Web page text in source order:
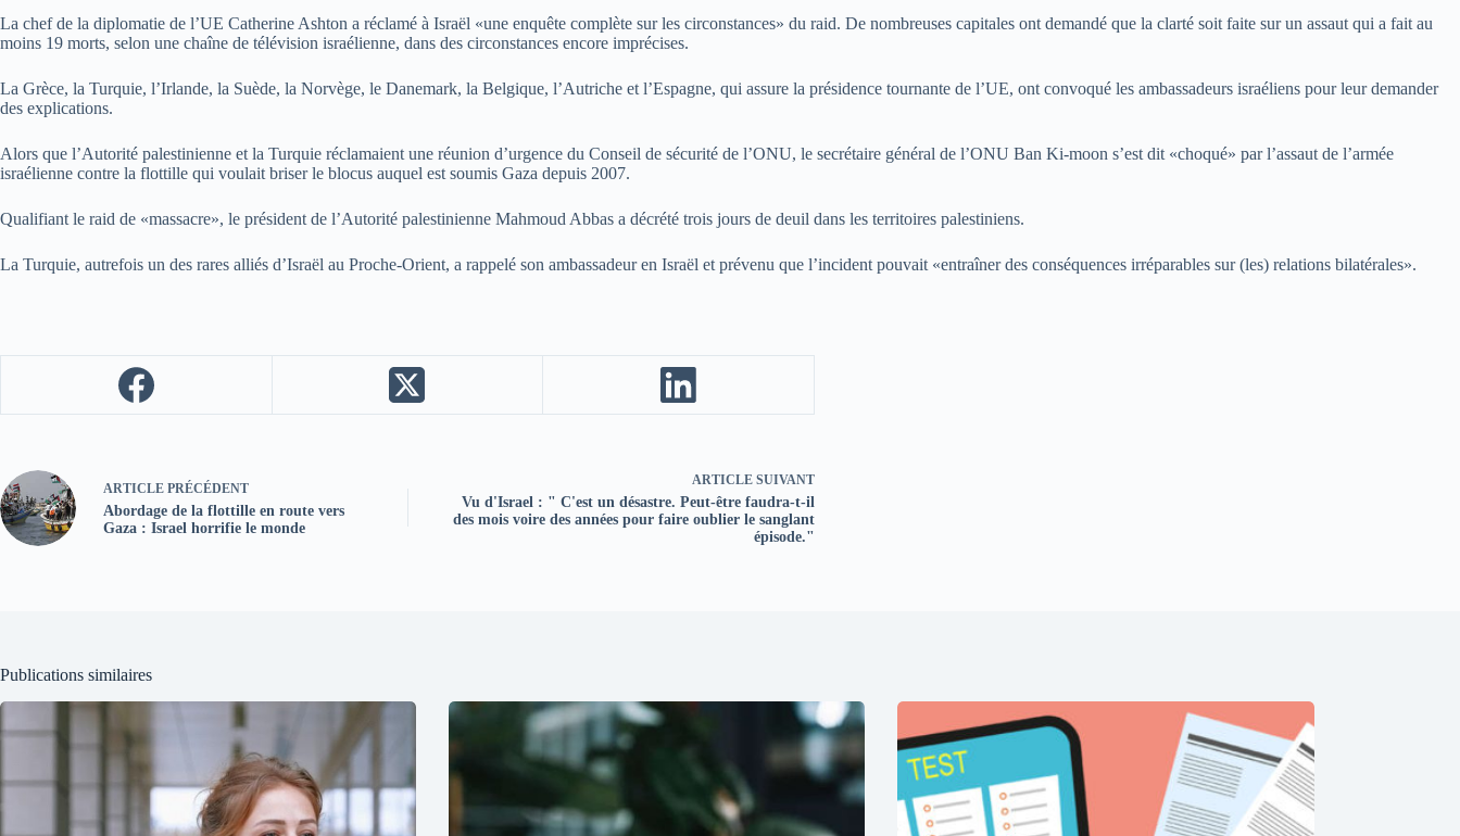
La chef de la diplomatie de l’UE Catherine Ashton a réclamé à Israël «une enquête complète sur les circonstances» du raid. De nombreuses capitales ont demandé que la clarté soit faite sur un assaut qui a fait au
moins 19 morts, selon une chaîne de télévision israélienne, dans des circonstances encore imprécises.
La Grèce, la Turquie, l’Irlande, la Suède, la Norvège, le Danemark, la Belgique, l’Autriche et l’Espagne, qui assure la présidence tournante de l’UE, ont convoqué les ambassadeurs israéliens pour leur demander
des explications.
Alors que l’Autorité palestinienne et la Turquie réclamaient une réunion d’urgence du Conseil de sécurité de l’ONU, le secrétaire général de l’ONU Ban Ki-moon s’est dit «choqué» par l’assaut de l’armée
israélienne contre la flottille qui voulait briser le blocus auquel est soumis Gaza depuis 2007.
Qualifiant le raid de «massacre», le président de l’Autorité palestinienne Mahmoud Abbas a décrété trois jours de deuil dans les territoires palestiniens.
La Turquie, autrefois un des rares alliés d’Israël au Proche-Orient, a rappelé son ambassadeur en Israël et prévenu que l’incident pouvait «entraîner des conséquences irréparables sur (les) relations bilatérales».
ARTICLE PRÉCÉDENT
Abordage de la flottille en route vers
Gaza : Israel horrifie le monde
ARTICLE SUIVANT
Vu d'Israel : " C'est un désastre. Peut-être faudra-t-il
des mois voire des années pour faire oublier le sanglant
épisode."
Publications similaires